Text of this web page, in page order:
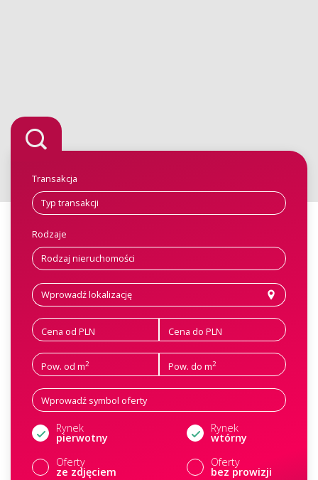
Transakcja
Rodzaje
Cena od PLN Cena do PLN
Pow. od m2 Pow. do m2
Rynek
pierwotny
Rynek
wtórny
Oferty
ze zdjęciem
Oferty
bez prowizji